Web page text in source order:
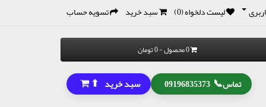
لیست دلخواه (0) سبد خرید تسویه حساب
0 محصول - 0 تومان
تماس📞
09196835373 سبد خرید ⬆